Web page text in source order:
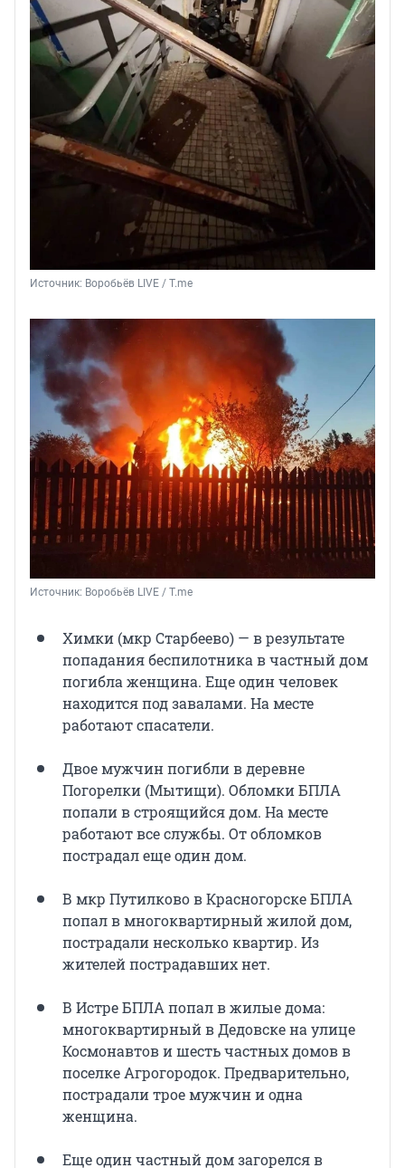
Источник: Воробьёв LIVE / T.me
Источник: Воробьёв LIVE / T.me
Химки (мкр Старбеево) — в результате
попадания беспилотника в частный дом
погибла женщина. Еще один человек
находится под завалами. На месте
работают спасатели.
Двое мужчин погибли в деревне
Погорелки (Мытищи). Обломки БПЛА
попали в строящийся дом. На месте
работают все службы. От обломков
пострадал еще один дом.
В мкр Путилково в Красногорске БПЛА
попал в многоквартирный жилой дом,
пострадали несколько квартир. Из
жителей пострадавших нет.
В Истре БПЛА попал в жилые дома:
многоквартирный в Дедовске на улице
Космонавтов и шесть частных домов в
поселке Агрогородок. Предварительно,
пострадали трое мужчин и одна
женщина.
Еще один частный дом загорелся в